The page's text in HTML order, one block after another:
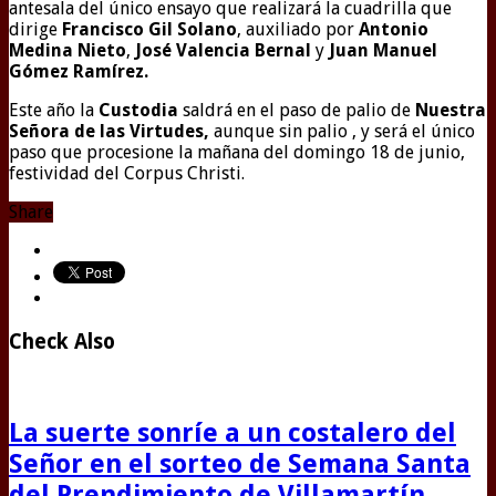
antesala del único ensayo que realizará la cuadrilla que
dirige Francisco Gil Solano, auxiliado por Antonio
Medina Nieto, José Valencia Bernal y Juan Manuel
Gómez Ramírez.
Este año la Custodia saldrá en el paso de palio de Nuestra
Señora de las Virtudes, aunque sin palio , y será el único
paso que procesione la mañana del domingo 18 de junio,
festividad del Corpus Christi.
Share
Check Also
La suerte sonríe a un costalero del
Señor en el sorteo de Semana Santa